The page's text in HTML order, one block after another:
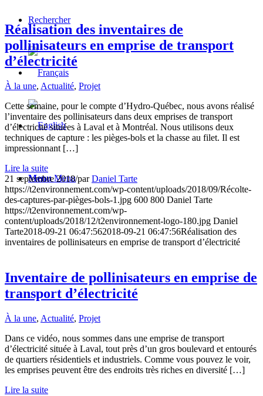
Rechercher
Menu Menu
Réalisation des inventaires de
pollinisateurs en emprise de transport
d’électricité
À la une, Actualité, Projet
Cette semaine, pour le compte d’Hydro-Québec, nous avons réalisé
l’inventaire des pollinisateurs dans deux emprises de transport
d’électricité situées à Laval et à Montréal. Nous utilisons deux
techniques de capture : les pièges-bols et la chasse au filet. Il est
impressionnant […]
Lire la suite
21 septembre 2018/parDaniel Tarte
https://t2environnement.com/wp-content/uploads/2018/09/Récolte-
des-captures-par-pièges-bols-1.jpg 600 800 Daniel Tarte
https://t2environnement.com/wp-
content/uploads/2018/12/t2environnement-logo-180.jpg Daniel
Tarte2018-09-21 06:47:562018-09-21 06:47:56Réalisation des
inventaires de pollinisateurs en emprise de transport d’électricité
Inventaire de pollinisateurs en emprise de
transport d’électricité
À la une, Actualité, Projet
Dans ce vidéo, nous sommes dans une emprise de transport
d’électricité située à Laval, tout près d’un gros boulevard et entourés
de quartiers résidentiels et industriels. Comme vous pouvez le voir,
les emprises peuvent être des endroits très riches en diversité […]
Lire la suite